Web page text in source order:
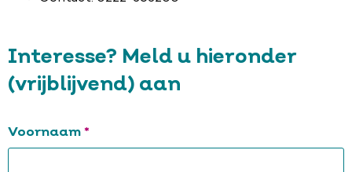
Interesse? Meld u hieronder
(vrijblijvend) aan
Voornaam Verplicht